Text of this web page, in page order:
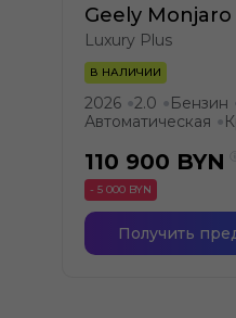
Geely Monjaro
Luxury Plus
В НАЛИЧИИ
2026 ●2.0 ● Бензин
Автоматическая ●
110 900 BYN
- 5 000 BYN
Получить